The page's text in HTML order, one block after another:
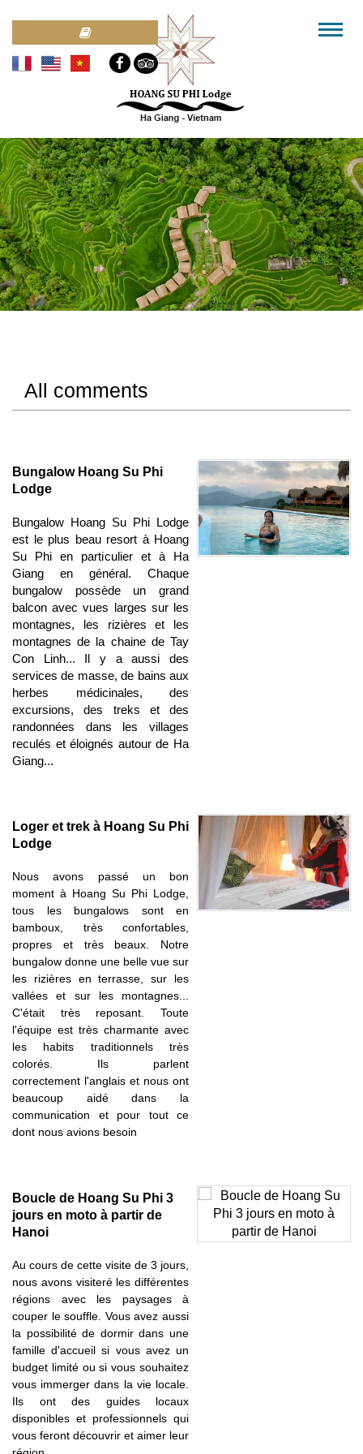
All comments
Bungalow Hoang Su Phi
Lodge
Bungalow Hoang Su Phi Lodge
est le plus beau resort à Hoang
Su Phi en particulier et à Ha
Giang en général. Chaque
bungalow possède un grand
balcon avec vues larges sur les
montagnes, les rizières et les
montagnes de la chaine de Tay
Con Linh... Il y a aussi des
services de masse, de bains aux
herbes médicinales, des
excursions, des treks et des
randonnées dans les villages
reculés et éloignés autour de Ha
Giang...
Loger et trek à Hoang Su Phi
Lodge
Nous avons passé un bon
moment à Hoang Su Phi Lodge,
tous les bungalows sont en
bamboux, très confortables,
propres et très beaux. Notre
bungalow donne une belle vue sur
les rizières en terrasse, sur les
vallées et sur les montagnes...
C'était très reposant. Toute
l'équipe est très charmante avec
les habits traditionnels très
colorés. Ils parlent
correctement l'anglais et nous ont
beaucoup aidé dans la
communication et pour tout ce
dont nous avions besoin
Boucle de Hoang Su Phi 3
jours en moto à partir de
Hanoi
Au cours de cette visite de 3 jours,
nous avons visiteré les différentes
régions avec les paysages à
couper le souffle. Vous avez aussi
la possibilité de dormir dans une
famille d'accueil si vous avez un
budget limité ou si vous souhaitez
vous immerger dans la vie locale.
Ils ont des guides locaux
disponibles et professionnels qui
vous feront découvrir et aimer leur